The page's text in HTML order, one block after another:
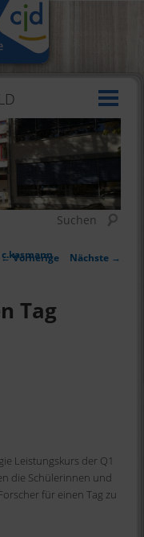
Artikelnavigation
←Vorherige Nächste →
Tag
c.kasmann
Leistungskurs der Q1
die Schülerinnen und
für einen Tag zu